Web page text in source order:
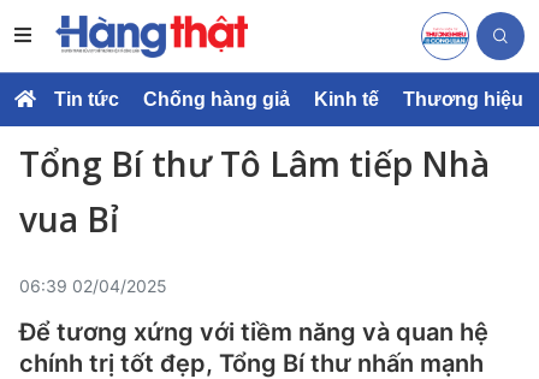
Tin tức Chống hàng giả Kinh tế Thương hiệu
Tổng Bí thư Tô Lâm tiếp Nhà
vua Bỉ
06:39 02/04/2025
Để tương xứng với tiềm năng và quan hệ
chính trị tốt đẹp, Tổng Bí thư nhấn mạnh